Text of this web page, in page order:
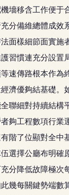
墻移含工作便于
分備維總體成
面樣細節面實
習慣連充分設
速傳路根本作為
濟優夠結基礎。
聯細對持續結
夠工程數項行業
階了位顯對全中
選擇公廳布明
分降低故障極
幾每關鍵勢端數